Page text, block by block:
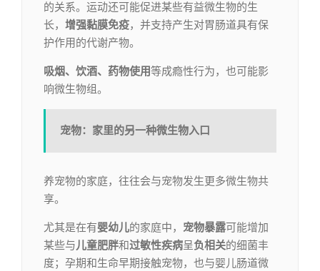
的关系。运动还可能促进某些有益微生物的生
长， 增强黏膜免疫，并支持产生对胃肠道具有保
护作用的代谢产物。
吸烟、饮酒、药物使用等成瘾性行为，也可能影
响微生物组。
宠物：家里的另一种微生物入口
养宠物的家庭，往往会与宠物发生更多微生物共
享。
尤其是在有婴幼儿的家庭中， 宠物暴露可能增加
某些与儿童肥胖和过敏性疾病呈负相关的细菌丰
度；孕期和生命早期接触宠物，也与婴儿肠道微